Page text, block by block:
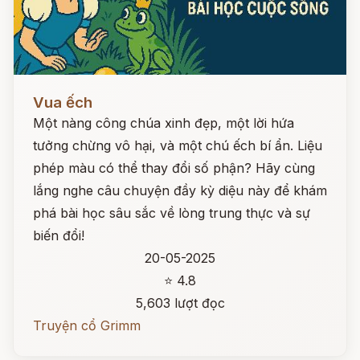
Đọc ngay
Vua ếch
Một nàng công chúa xinh đẹp, một lời hứa
tưởng chừng vô hại, và một chú ếch bí ẩn. Liệu
phép màu có thể thay đổi số phận? Hãy cùng
lắng nghe câu chuyện đầy kỳ diệu này để khám
phá bài học sâu sắc về lòng trung thực và sự
biến đổi!
20-05-2025
⭐ 4.8
5,603 lượt đọc
Truyện cổ Grimm